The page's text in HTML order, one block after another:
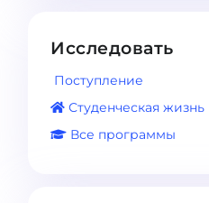
Исследовать
Поступление
Студенческая жизнь
Все программы